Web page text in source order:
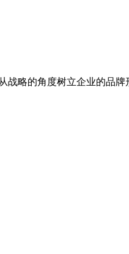
略的角度树立企业的品牌